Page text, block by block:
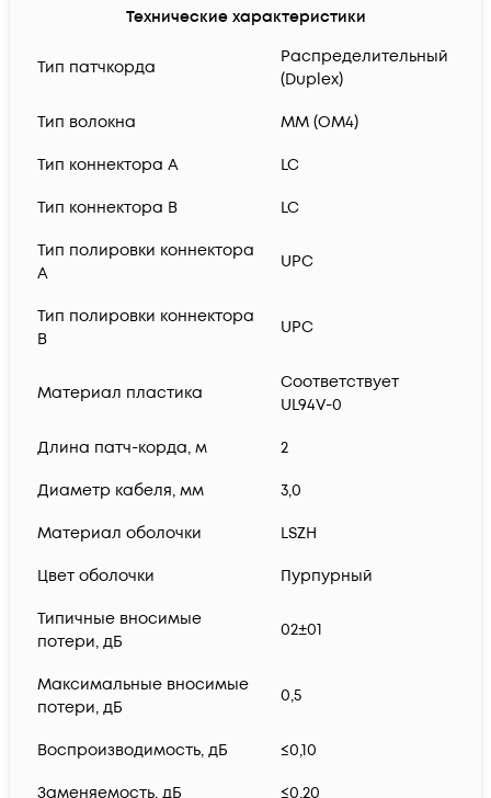
Технические характеристики
Тип патчкорда
Распределительный
(Duplex)
Тип волокна MM (OM4)
Тип коннектора A LC
Тип коннектора B LC
Тип полировки коннектора
A
UPC
Тип полировки коннектора
B
UPC
Материал пластика
Соответствует
UL94V-0
Длина патч-корда, м 2
Диаметр кабеля, мм 3,0
Материал оболочки LSZH
Цвет оболочки Пурпурный
Типичные вносимые
потери, дБ
02±01
Максимальные вносимые
потери, дБ
0,5
Воспроизводимость, дБ ≤0,10
Заменяемость, дБ ≤0,20